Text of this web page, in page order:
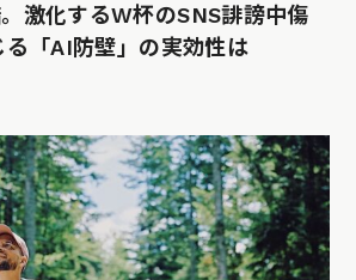
激化するW杯のSNS誹謗中傷
「AI防壁」の実効性は